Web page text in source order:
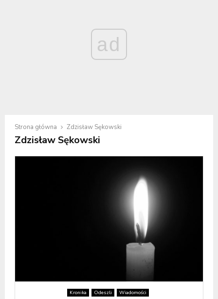
ad
Strona główna Zdzisław Sękowski
Zdzisław Sękowski
Kronika Odeszli Wiadomości